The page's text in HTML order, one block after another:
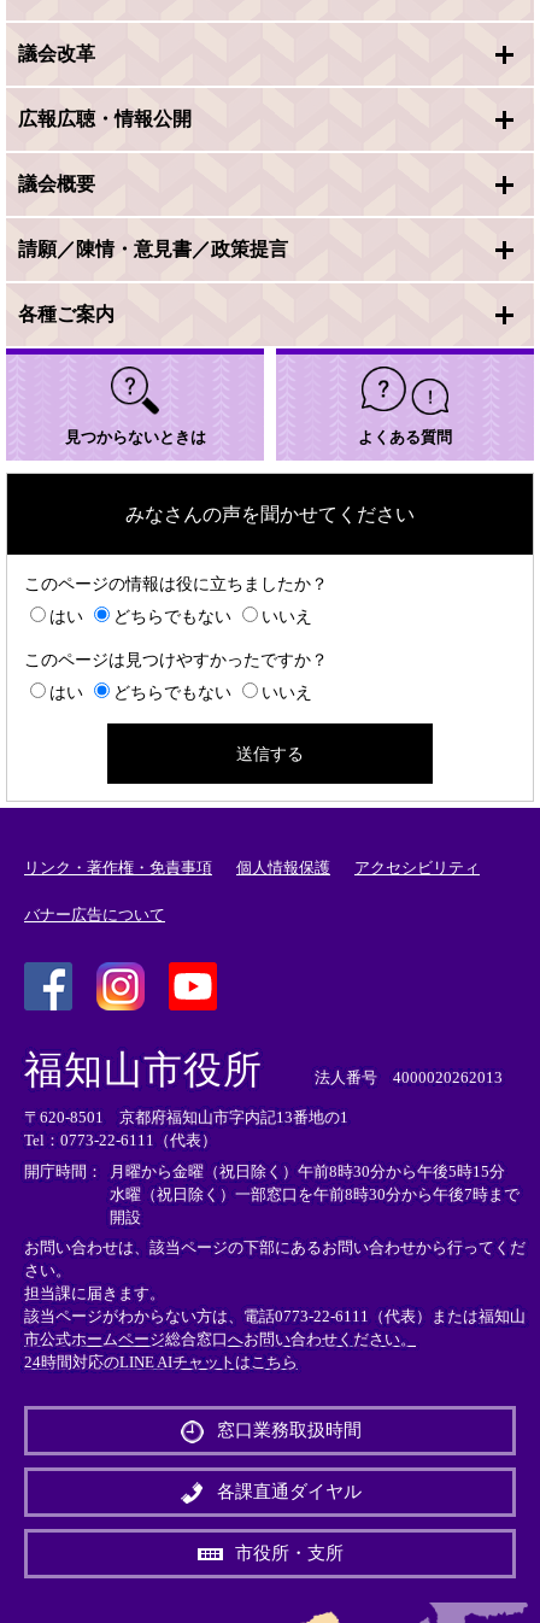
議会改革
広報広聴・情報公開
議会概要
請願／陳情・意見書／政策提言
各種ご案内
見つからないときは よくある質問
みなさんの声を聞かせてください
このページの情報は役に立ちましたか？
はい
どちらでもない いいえ
このページは見つけやすかったですか？
はい
どちらでもない いいえ
リンク・著作権・免責事項 個人情報保護 アクセシビリティ
バナー広告について
外
部
リ
ン
ク
＞
外
リ
ン
ク
＞
外
部
ン
ク
＞
福知山市役所 法人番号 4000020262013
〒620-8501 京都府福知山市字内記13番地の1
Tel：0773-22-6111（代表）
開庁時間：
月曜から金曜（祝日除く）午前8時30分から午後5時15分
水曜（祝日除く）一部窓口を午前8時30分から午後7時まで
開設
お問い合わせは、該当ページの下部にあるお問い合わせから行ってくだ
さい。
担当課に届きます。
該当ページがわからない方は、電話0773-22-6111（代表）または福知山
市公式ホームページ総合窓口へお問い合わせください。
24時間対応のLINE AIチャットはこちら
外
リ
ン
＞
窓口業務取扱時間
各課直通ダイヤル
市役所・支所